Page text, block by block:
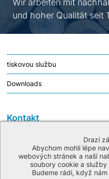
Drazí
Abychom mohli lépe
webových stránek a naší
soubory cookie a
Budeme rádi, když
Wir arbeiten mit
und hoher Qualität seit
Kontakt
Eisentalstraße 7
71332 Waiblingen
tiskovou službu
Downloads